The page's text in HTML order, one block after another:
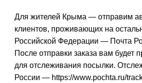
Для жителей Крыма — отправим
клиентов, проживающих на
Российской Федерации — Почта
После отправки заказа вам будет
для отслеживания посылки.
России — https://www.pochta.ru/